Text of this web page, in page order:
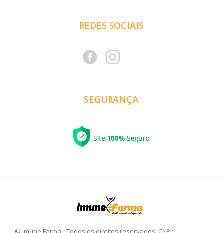
REDES SOCIAIS
SEGURANÇA
© Imune Farma - Todos os direitos reservados. CNPJ: